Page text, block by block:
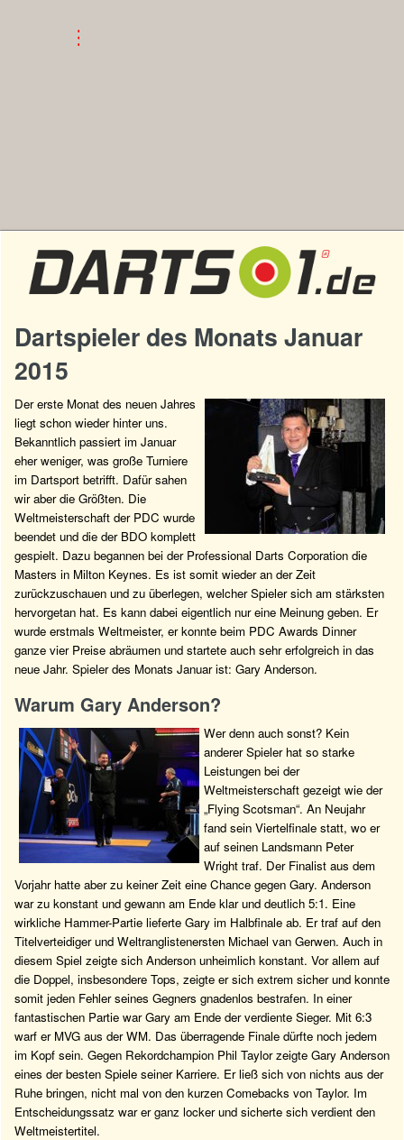
Dartspieler des Monats Januar
2015
Der erste Monat des neuen Jahres
liegt schon wieder hinter uns.
Bekanntlich passiert im Januar
eher weniger, was große Turniere
im Dartsport betrifft. Dafür sahen
wir aber die Größten. Die
Weltmeisterschaft der PDC wurde
beendet und die der BDO komplett
gespielt. Dazu begannen bei der Professional Darts Corporation die
Masters in Milton Keynes. Es ist somit wieder an der Zeit
zurückzuschauen und zu überlegen, welcher Spieler sich am stärksten
hervorgetan hat. Es kann dabei eigentlich nur eine Meinung geben. Er
wurde erstmals Weltmeister, er konnte beim PDC Awards Dinner
ganze vier Preise abräumen und startete auch sehr erfolgreich in das
neue Jahr. Spieler des Monats Januar ist: Gary Anderson.
Warum Gary Anderson?
Wer denn auch sonst? Kein
anderer Spieler hat so starke
Leistungen bei der
Weltmeisterschaft gezeigt wie der
„Flying Scotsman“. An Neujahr
fand sein Viertelfinale statt, wo er
auf seinen Landsmann Peter
Wright traf. Der Finalist aus dem
Vorjahr hatte aber zu keiner Zeit eine Chance gegen Gary. Anderson
war zu konstant und gewann am Ende klar und deutlich 5:1. Eine
wirkliche Hammer-Partie lieferte Gary im Halbfinale ab. Er traf auf den
Titelverteidiger und Weltranglistenersten Michael van Gerwen. Auch in
diesem Spiel zeigte sich Anderson unheimlich konstant. Vor allem auf
die Doppel, insbesondere Tops, zeigte er sich extrem sicher und konnte
somit jeden Fehler seines Gegners gnadenlos bestrafen. In einer
fantastischen Partie war Gary am Ende der verdiente Sieger. Mit 6:3
warf er MVG aus der WM. Das überragende Finale dürfte noch jedem
im Kopf sein. Gegen Rekordchampion Phil Taylor zeigte Gary Anderson
eines der besten Spiele seiner Karriere. Er ließ sich von nichts aus der
Ruhe bringen, nicht mal von den kurzen Comebacks von Taylor. Im
Entscheidungssatz war er ganz locker und sicherte sich verdient den
Weltmeistertitel.